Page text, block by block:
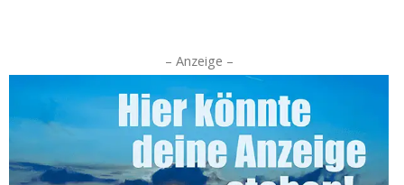
– Anzeige –